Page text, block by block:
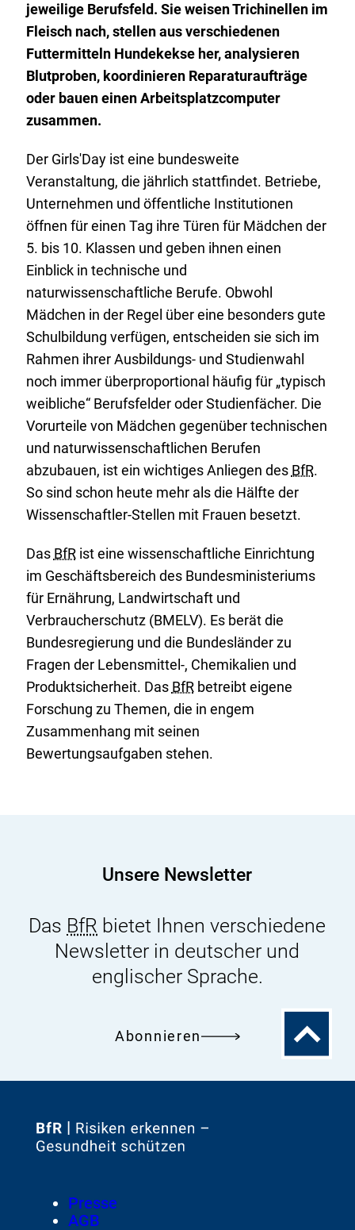
jeweilige Berufsfeld. Sie weisen Trichinellen im
Fleisch nach, stellen aus verschiedenen
Futtermitteln Hundekekse her, analysieren
Blutproben, koordinieren Reparaturaufträge
oder bauen einen Arbeitsplatzcomputer
zusammen.
Der Girls'Dayist eine bundesweite
Veranstaltung, die jährlich stattfindet. Betriebe,
Unternehmen und öffentliche Institutionen
öffnen für einen Tag ihre Türen für Mädchen der
5. bis 10. Klassen und geben ihnen einen
Einblick in technische und
naturwissenschaftliche Berufe. Obwohl
Mädchen in der Regel über eine besonders gute
Schulbildung verfügen, entscheiden sie sich im
Rahmen ihrer Ausbildungs- und Studienwahl
noch immer überproportional häufig für „typisch
weibliche“ Berufsfelder oder Studienfächer. Die
Vorurteile von Mädchen gegenüber technischen
und naturwissenschaftlichen Berufen
abzubauen, ist ein wichtiges Anliegen des BfR.
So sind schon heute mehr als die Hälfte der
Wissenschaftler-Stellen mit Frauen besetzt.
Das BfRist eine wissenschaftliche Einrichtung
im Geschäftsbereich des Bundesministeriums
für Ernährung, Landwirtschaft und
Verbraucherschutz (BMELV). Es berät die
Bundesregierung und die Bundesländer zu
Fragen der Lebensmittel-, Chemikalien und
Produktsicherheit. Das BfRbetreibt eigene
Forschung zu Themen, die in engem
Zusammenhang mit seinen
Bewertungsaufgaben stehen.
Unsere Newsletter
Das BfR bietet Ihnen verschiedene
Newsletter in deutscher und
englischer Sprache.
Abonnieren
Zum
Zur
Footer
Meta-
Presse
AGB